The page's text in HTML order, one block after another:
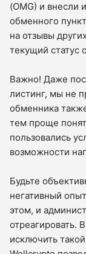
(OMG) и внесли
обменного
на отзывы
текущий статус
Важно! Даже
листинг, мы не
обменника
тем проще
пользовались
возможности
Будьте
негативный
этом, и
отреагировать.
исключить